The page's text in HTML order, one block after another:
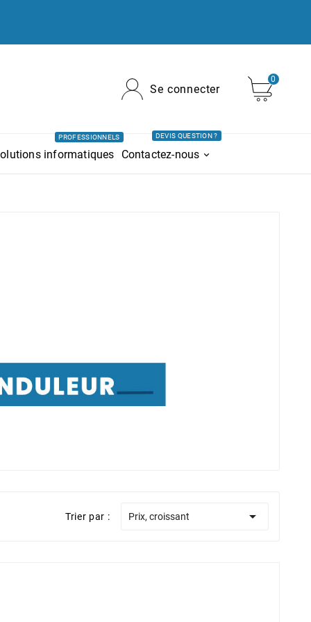
Se connecter
0
informatiques
PROFESSIONNELS
Contactez-nous
DEVIS QUESTION ?
Trier par : Prix, croissant 